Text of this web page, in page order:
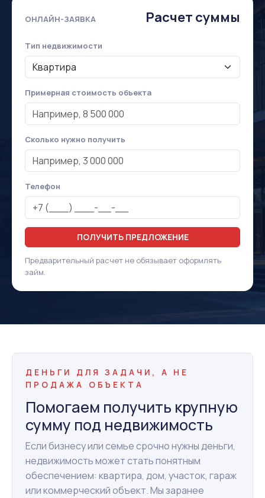
ОНЛАЙН-ЗАЯВКА Расчет суммы
Тип недвижимости
Примерная стоимость объекта
Сколько нужно получить
Телефон
ПОЛУЧИТЬ ПРЕДЛОЖЕНИЕ
Предварительный расчет не обязывает оформлять
займ.
ДЕНЬГИ ДЛЯ ЗАДАЧИ, А НЕ
ПРОДАЖА ОБЪЕКТА
Помогаем получить крупную
сумму под недвижимость
Если бизнесу или семье срочно нужны деньги,
недвижимость может стать понятным
обеспечением: квартира, дом, участок, гараж
или коммерческий объект. Мы заранее